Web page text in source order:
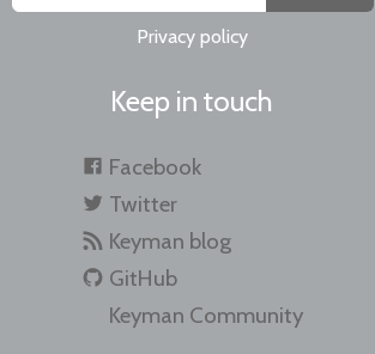
Privacy policy
Keep in touch
Facebook
Twitter
Keyman blog
GitHub
Keyman Community